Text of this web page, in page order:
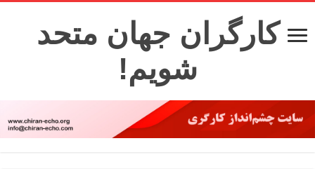
کارگران جهان متحد
شویم!